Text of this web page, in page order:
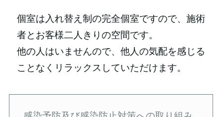
個室は入れ替え制の完全個室ですので、施術
者とお客様二人きりの空間です。
他の人はいませんので、他人の気配を感じる
ことなくリラックスしていただけます。